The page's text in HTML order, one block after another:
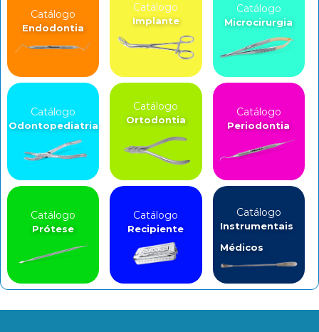
Catálogo
Endodontia
Catálogo
Implante
Catálogo
Microcirurgia
Catálogo
Odontopediatria
Catálogo
Ortodontia
Catálogo
Periodontia
Catálogo
Prótese
Catálogo
Recipiente
Catálogo
Instrumentais
Médicos